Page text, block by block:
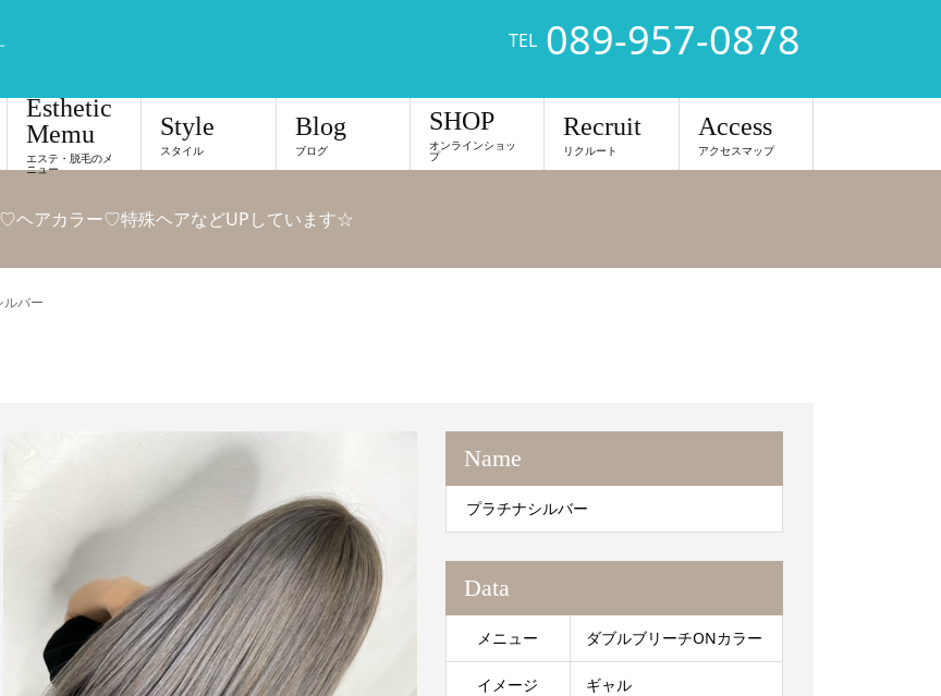
TEL 089-957-0878
Esthetic
Memu
エステ・脱毛のメ
ニュー
Style
スタイル
Blog
ブログ
SHOP
オンラインショッ
プ
Recruit
リクルート
Access
アクセスマップ
アカラー♡特殊ヘアなどUPしています☆
ルバー
Name
プラチナシルバー
Data
メニュー ダブルブリーチONカラー
イメージ ギャル